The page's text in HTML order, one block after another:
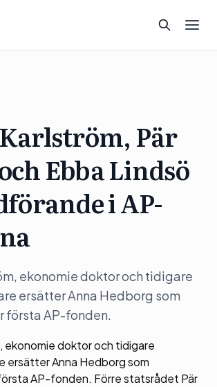
Pär
Ebba Lindsö
i AP-
ekonomie doktor och tidigare
ersätter Anna Hedborg som
första AP-fonden.
ekonomie doktor och tidigare
ersätter Anna Hedborg som
AP-fonden. Förre statsrådet Pär